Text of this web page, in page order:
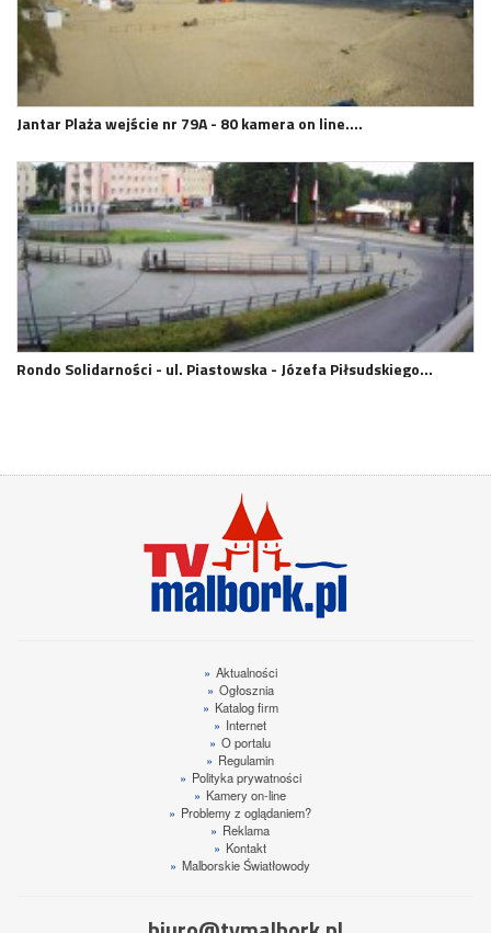
Jantar Plaża wejście nr 79A - 80 kamera on line.…
Rondo Solidarności - ul. Piastowska - Józefa Piłsudskiego…
» Aktualności
» Ogłosznia
» Katalog firm
» Internet
» O portalu
» Regulamin
» Polityka prywatności
» Kamery on-line
» Problemy z oglądaniem?
» Reklama
» Kontakt
» Malborskie Światłowody